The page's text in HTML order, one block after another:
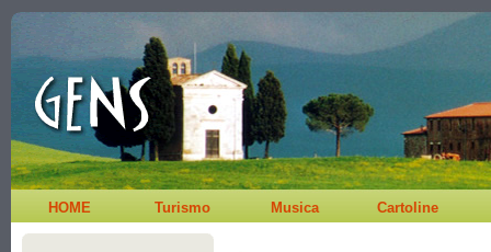
HOME Turismo Musica Cartoline